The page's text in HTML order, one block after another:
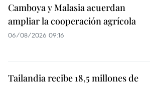
Camboya y Malasia acuerdan
ampliar la cooperación agrícola
06/08/2026 09:16
Tailandia recibe 18,5 millones de